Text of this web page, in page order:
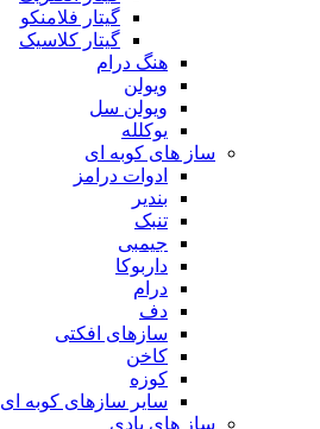
گیتار فلامنکو
گیتار کلاسیک
هنگ درام
ویولن
ویولن سل
یوکلله
ساز های کوبه ای
ادوات درامز
بندیر
تنبک
جیمبی
داربوکا
درام
دف
سازهای افکتی
کاخن
کوزه
سایر سازهای کوبه ای
ساز های بادی